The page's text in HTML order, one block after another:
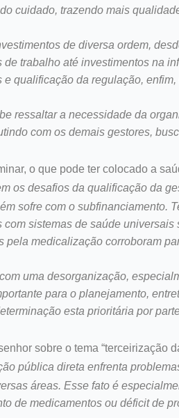
cuidado, trazendo mais
de diversa ordem,
trabalho até investimentos na
qualificação da regulação,
ressaltar a necessidade da
com os demais gestores,
o que pode ter colocado a
os desafios da qualificação da
sofre com o subfinanciamento.
com sistemas de saúde
pela medicalização corroboram
uma desorganização,
para o planejamento,
esta prioritária por
sobre o tema “terceirização
pública direta enfrenta
áreas. Esse fato é
de medicamentos ou déficit de